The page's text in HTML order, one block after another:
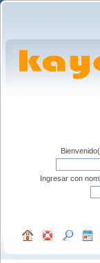
Ingresar con